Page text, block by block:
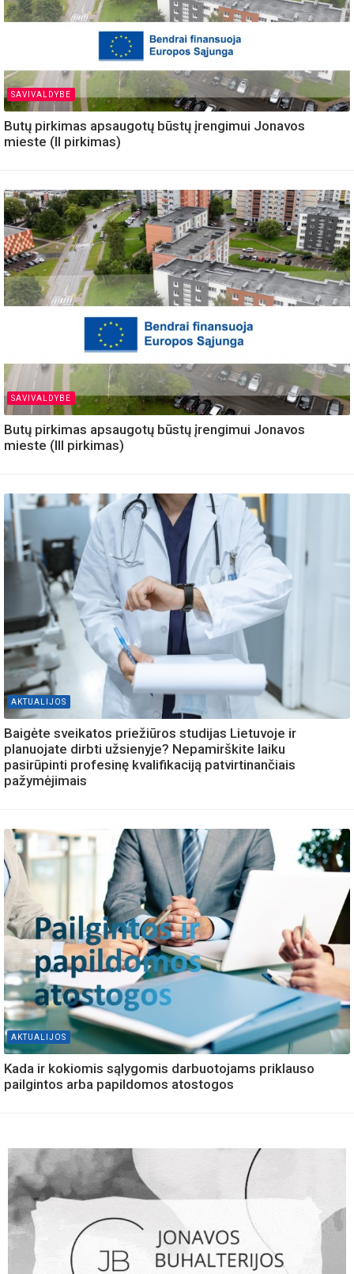
SAVIVALDYBE
Butų pirkimas apsaugotų būstų įrengimui Jonavos
mieste (II pirkimas)
SAVIVALDYBE
Butų pirkimas apsaugotų būstų įrengimui Jonavos
mieste (III pirkimas)
AKTUALIJOS
Baigėte sveikatos priežiūros studijas Lietuvoje ir
planuojate dirbti užsienyje? Nepamirškite laiku
pasirūpinti profesinę kvalifikaciją patvirtinančiais
pažymėjimais
AKTUALIJOS
Kada ir kokiomis sąlygomis darbuotojams priklauso
pailgintos arba papildomos atostogos